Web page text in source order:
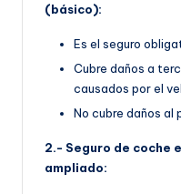
(básico):
Es el seguro
Cubre daños a
causados por el
No cubre daños al
2.- Seguro de coche
ampliado: